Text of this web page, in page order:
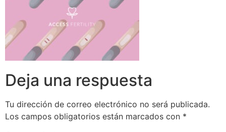
Deja una respuesta
Tu dirección de correo electrónico no será publicada.
Los campos obligatorios están marcados con *